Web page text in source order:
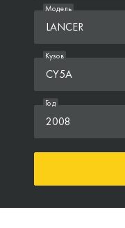
LANCER
Модель
CY5A
Кузов
2008
Год